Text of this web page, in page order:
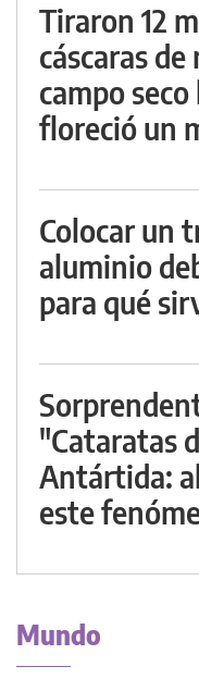
Tiraron 12
cáscaras
campo
floreció un
Colocar un
aluminio
para qué
"Cataratas
Antártida:
este
Mundo